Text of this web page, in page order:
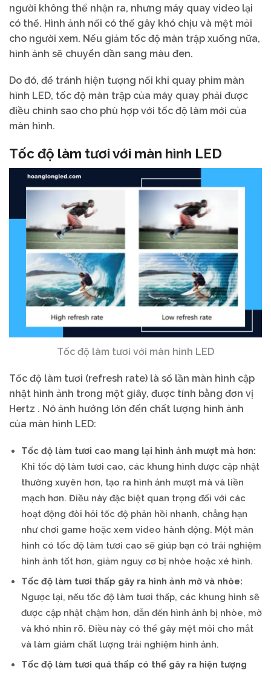
người không thể nhận ra, nhưng máy quay video lại
có thể. Hình ảnh nổi có thể gây khó chịu và mệt mỏi
cho người xem. Nếu giảm tốc độ màn trập xuống nữa,
hình ảnh sẽ chuyển dần sang màu đen.
Do đó, để tránh hiện tượng nổi khi quay phim màn
hình LED, tốc độ màn trập của máy quay phải được
điều chỉnh sao cho phù hợp với tốc độ làm mới của
màn hình.
Tốc độ làm tươi với màn hình LED
Tốc độ làm tươi với màn hình LED
Tốc độ làm tươi (refresh rate) là số lần màn hình cập
nhật hình ảnh trong một giây, được tính bằng đơn vị
Hertz . Nó ảnh hưởng lớn đến chất lượng hình ảnh
của màn hình LED:
Tốc độ làm tươi cao mang lại hình ảnh mượt mà hơn:
Khi tốc độ làm tươi cao, các khung hình được cập nhật
thường xuyên hơn, tạo ra hình ảnh mượt mà và liền
mạch hơn. Điều này đặc biệt quan trọng đối với các
hoạt động đòi hỏi tốc độ phản hồi nhanh, chẳng hạn
như chơi game hoặc xem video hành động. Một màn
hình có tốc độ làm tươi cao sẽ giúp bạn có trải nghiệm
hình ảnh tốt hơn, giảm nguy cơ bị nhòe hoặc xé hình.
Tốc độ làm tươi thấp gây ra hình ảnh mờ và nhòe:
Ngược lại, nếu tốc độ làm tươi thấp, các khung hình sẽ
được cập nhật chậm hơn, dẫn đến hình ảnh bị nhòe, mờ
và khó nhìn rõ. Điều này có thể gây mệt mỏi cho mắt
và làm giảm chất lượng trải nghiệm hình ảnh.
Tốc độ làm tươi quá thấp có thể gây ra hiện tượng